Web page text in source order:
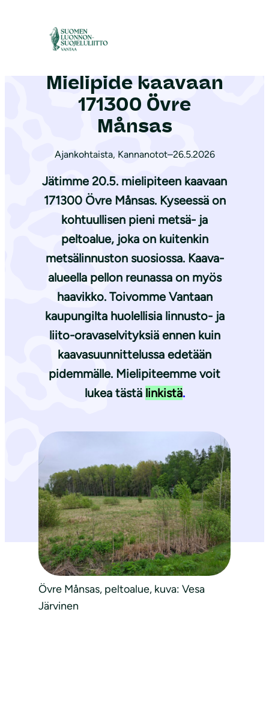
Vantaan yhdistys|Ajankohtaista
Mielipide kaavaan
171300 Övre
Månsas
Ajankohtaista, Kannanotot–26.5.2026
Jätimme 20.5. mielipiteen kaavaan
171300 Övre Månsas. Kyseessä on
kohtuullisen pieni metsä- ja
peltoalue, joka on kuitenkin
metsälinnuston suosiossa. Kaava-
alueella pellon reunassa on myös
haavikko. Toivomme Vantaan
kaupungilta huolellisia linnusto- ja
liito-oravaselvityksiä ennen kuin
kaavasuunnittelussa edetään
pidemmälle. Mielipiteemme voit
lukea tästä linkistä.
Övre Månsas, peltoalue, kuva: Vesa
Järvinen